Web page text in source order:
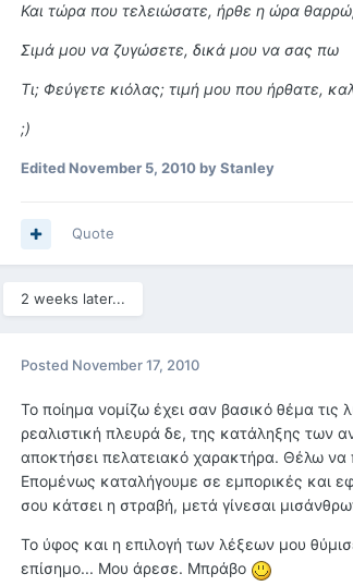
Και τώρα που τελειώσατε, ήρθε η ώρα
Σιμά μου να ζυγώσετε, δικά μου να σας πω
Τι; Φεύγετε κιόλας; τιμή μου που ήρθατε,
;)
EditedNovember 5, 2010by Stanley
Quote
2 weeks later...
Posted November 17, 2010
Το ποίημα νομίζω έχει σαν βασικό θέμα τις
ρεαλιστική πλευρά δε, της κατάληξης των
αποκτήσει πελατειακό χαρακτήρα. Θέλω να
Επομένως καταλήγουμε σε εμπορικές και
σου κάτσει η στραβή, μετά γίνεσαι
Το ύφος και η επιλογή των λέξεων μου
επίσημο... Μου άρεσε. Μπράβο